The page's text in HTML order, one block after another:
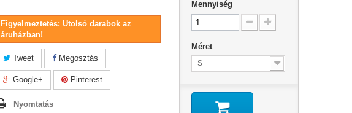
Figyelmeztetés: Utolsó darabok az
áruházban!
Tweet Megosztás
Google+ Pinterest
Nyomtatás
Mennyiség
Méret
S